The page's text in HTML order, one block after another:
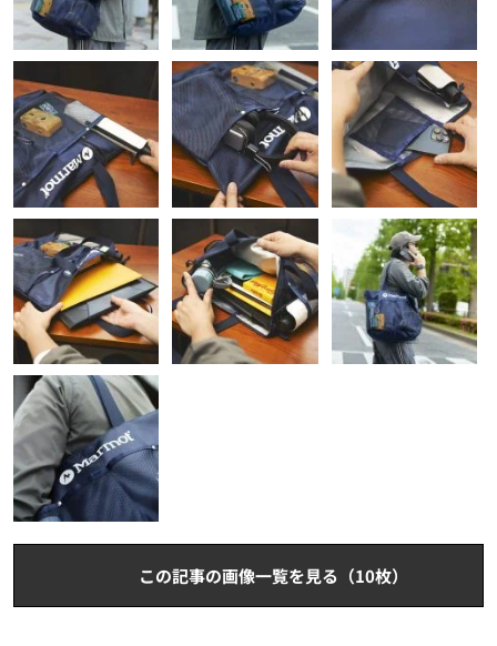
この記事の画像一覧を見る（10枚）